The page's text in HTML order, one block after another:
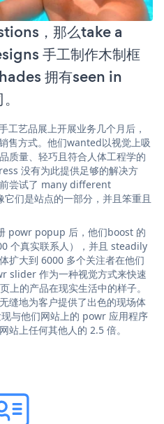
，那么take a
手工制作木制框
拥有seen in
艺品展上开展业务几个月后，
售方式。他们wanted以视觉上吸
质量、轻巧且符合人体工程学的
没有为此提供足够的解决方
尝试了 many different
们是站点的一部分，并且笨重且
powr popup 后，他们boost 的
个真实联系人），并且 steadily
扩大到 6000 多个关注者在他们
slider 作为一种视觉方式来快速
的产品在现实生活中的样子。
缝地为客户提供了出色的现场体
与他们网站上的 powr 应用程序
站上任何其他人的 2.5 倍。